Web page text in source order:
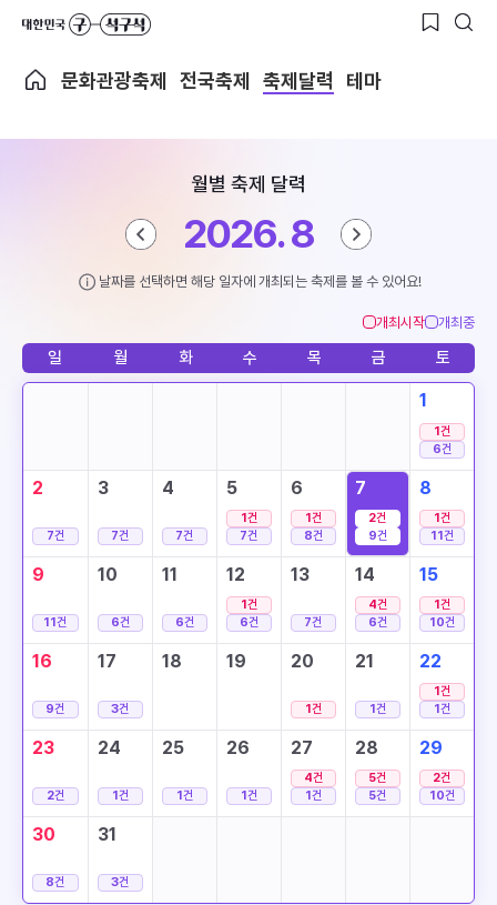
문화관광축제 전국축제 축제달력 테마
월별 축제 달력
2026. 8
날짜를 선택하면 해당 일자에 개최되는 축제를 볼 수 있어요!
개최시작 개최중
일 월 화 수 목 금 토
1
1건
6건
2
7건
3
7건
4
7건
5
1건
7건
6
1건
8건
7
2건
9건
8
1건
11건
9
11건
10
6건
11
6건
12
1건
6건
13
7건
14
4건
6건
15
1건
10건
16
9건
17
3건
18 19 20
1건
21
1건
22
1건
1건
23
2건
24
1건
25
1건
26
1건
27
4건
1건
28
5건
5건
29
2건
10건
30
8건
31
3건